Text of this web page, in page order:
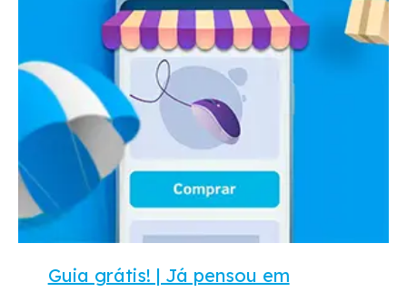
Guia grátis! | Já pensou em